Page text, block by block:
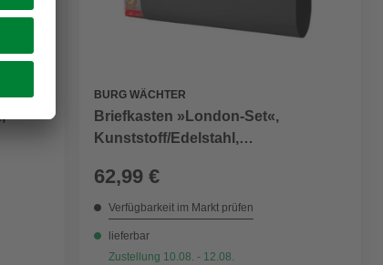
BURG WÄCHTER
Briefkasten »London-Set«,
Kunststoff/Edelstahl,
62,99 €
Verfügbarkeit im Markt prüfen
lieferbar
Zustellung 10.08. - 12.08.